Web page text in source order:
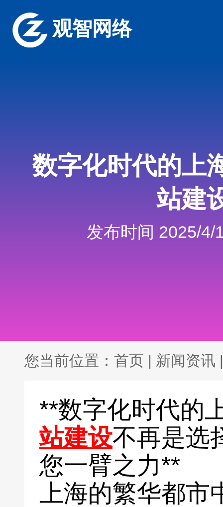
观智网络
数字化时代的
站建
发布时间 2025/4/
您当前位置： 首页 | 新闻资讯 |
**数字化时代的
站建设不再是
您一臂之力**
上海的繁华都